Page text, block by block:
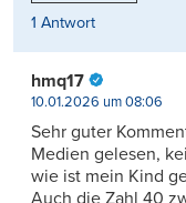
1 Antwort
hmq17
10.01.2026 um 08:06
Sehr guter
Medien gelesen,
wie ist mein Kind
Auch die Zahl 40